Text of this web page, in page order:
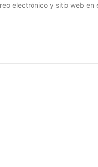
electrónico y sitio web